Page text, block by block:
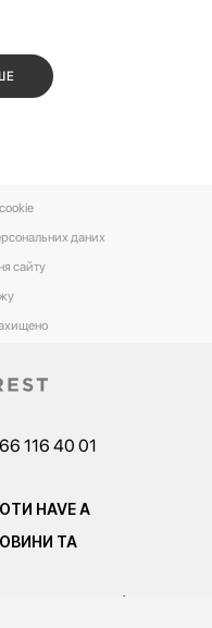
даних
сайту
116 40 01
HAVE A
ТА